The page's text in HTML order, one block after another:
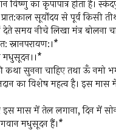
विष्णु का कृपापात्र होता है।
प्रात:काल सूर्योदय से पूर्व
देते समय नीचे लिखा मंत्र बोलना
स्नानपरायण:।*
मधुसूदन।।*
कथा सुनना चाहिए तथा ऊँ
का विशेष महत्व है। इस मास
मास में तेल लगाना, दिन में
मधुसूदन हैं।*